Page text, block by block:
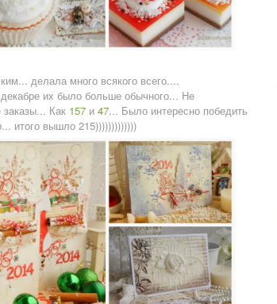
делала много всякого всего....
их было больше обычного... Не
Как 157 и 47... Было интересно победить
итого вышло 215)))))))))))))